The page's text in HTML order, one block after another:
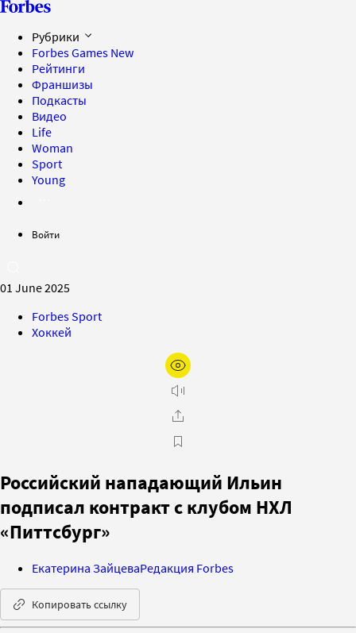
Рубрики
Forbes Games New
Рейтинги
Франшизы
Подкасты
Видео
Life
Woman
Sport
Young
Войти
01 June 2025
Forbes Sport
Хоккей
Российский нападающий Ильин
подписал контракт с клубом НХЛ
«Питтсбург»
Екатерина ЗайцеваРедакция Forbes
Копировать ссылку